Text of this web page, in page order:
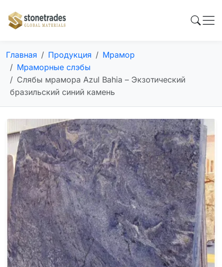
Главная Продукция
Мрамор
Мраморные слэбы
Слябы мрамора Azul Bahia – Экзотический
бразильский синий камень